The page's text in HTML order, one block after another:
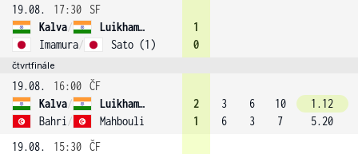
19.08.
17:30
SF
Kalva/
Luikham (4)
Imamura/ Sato (1)
1
0
čtvrtfinále
19.08. 16:00 ČF
Kalva/
Luikham (4)
Bahri / Mahbouli
2
1
3
6
6
3
10
7
1.12
5.20
19.08.
15:30 ČF